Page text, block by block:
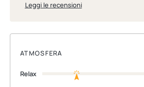
Leggi le recensioni
ATMOSFERA
Relax